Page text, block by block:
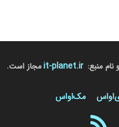
نام منبع: it-planet.irمجاز است.
مک‌او‌اس